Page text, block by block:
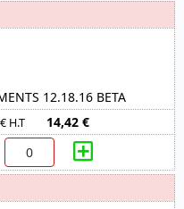
12.18.16 BETA
H.T 14,42 €